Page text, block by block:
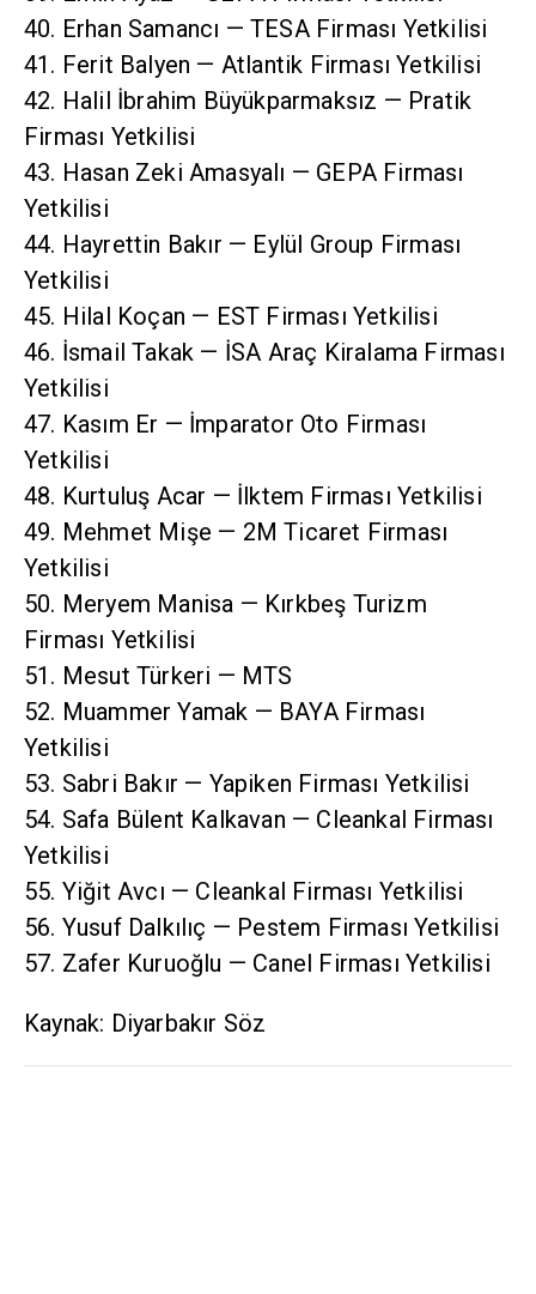
40. Erhan Samancı — TESA Firması Yetkilisi
41. Ferit Balyen — Atlantik Firması Yetkilisi
42. Halil İbrahim Büyükparmaksız — Pratik
Firması Yetkilisi
43. Hasan Zeki Amasyalı — GEPA Firması
Yetkilisi
44. Hayrettin Bakır — Eylül Group Firması
Yetkilisi
45. Hilal Koçan — EST Firması Yetkilisi
46. İsmail Takak — İSA Araç Kiralama Firması
Yetkilisi
47. Kasım Er — İmparator Oto Firması
Yetkilisi
48. Kurtuluş Acar — İlktem Firması Yetkilisi
49. Mehmet Mişe — 2M Ticaret Firması
Yetkilisi
50. Meryem Manisa — Kırkbeş Turizm
Firması Yetkilisi
51. Mesut Türkeri — MTS
52. Muammer Yamak — BAYA Firması
Yetkilisi
53. Sabri Bakır — Yapiken Firması Yetkilisi
54. Safa Bülent Kalkavan — Cleankal Firması
Yetkilisi
55. Yiğit Avcı — Cleankal Firması Yetkilisi
56. Yusuf Dalkılıç — Pestem Firması Yetkilisi
57. Zafer Kuruoğlu — Canel Firması Yetkilisi
Kaynak: Diyarbakır Söz